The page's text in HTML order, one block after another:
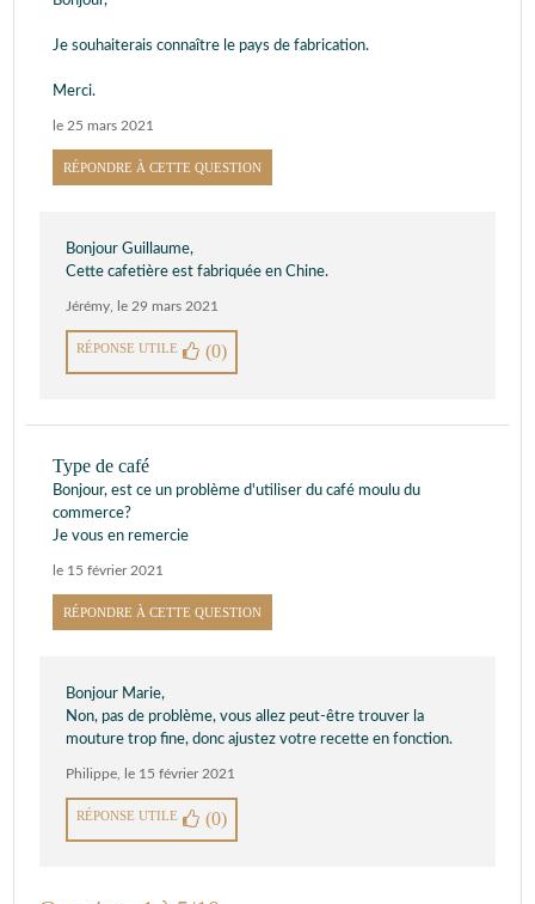
Je souhaiterais connaître le pays de fabrication.
Merci.
le 25 mars 2021
RÉPONDRE À CETTE QUESTION
Bonjour Guillaume,
Cette cafetière est fabriquée en Chine.
Jérémy le 29 mars 2021
RÉPONSE UTILE (0)
Type de café
Bonjour, est ce un problème d'utiliser du café moulu du
commerce?
Je vous en remercie
le 15 février 2021
RÉPONDRE À CETTE QUESTION
Bonjour Marie,
Non, pas de problème, vous allez peut-être trouver la
mouture trop fine, donc ajustez votre recette en fonction.
Philippe le 15 février 2021
RÉPONSE UTILE (0)